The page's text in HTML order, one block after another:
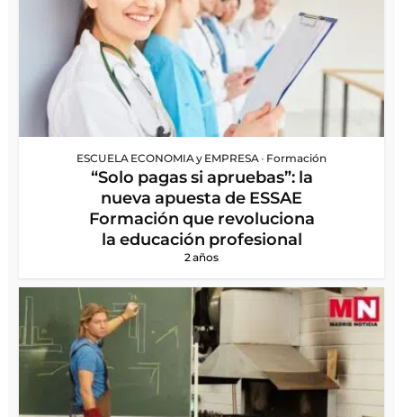
ESCUELA ECONOMIA y EMPRESA • Formación
“Solo pagas si apruebas”: la
nueva apuesta de ESSAE
Formación que revoluciona
la educación profesional
2 años